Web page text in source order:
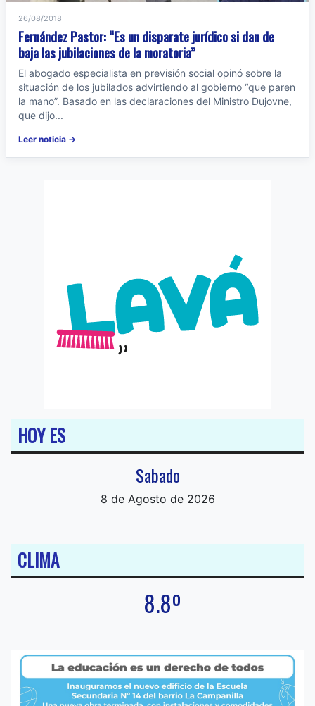
26/08/2018
Fernández Pastor: “Es un disparate jurídico si dan de
baja las jubilaciones de la moratoria”
El abogado especialista en previsión social opinó sobre la
situación de los jubilados advirtiendo al gobierno “que paren
la mano”. Basado en las declaraciones del Ministro Dujovne,
que dijo...
Leer noticia →
HOY ES
Sabado
8 de Agosto de 2026
CLIMA
8.8º